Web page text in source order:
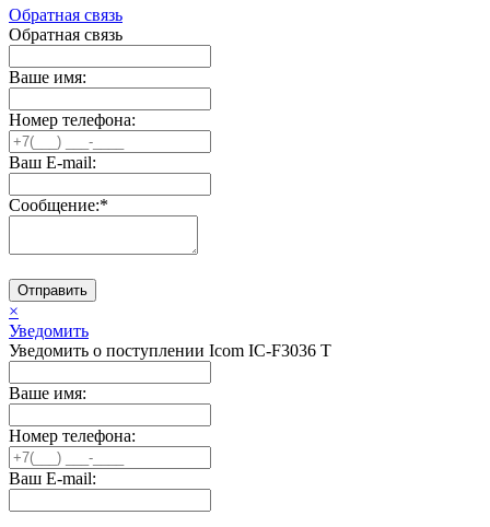
Обратная связь
Обратная связь
Ваше имя:
Номер телефона:
Ваш E-mail:
Сообщение:*
Отправить
×
Уведомить
Уведомить о поступлении Icom IC-F3036 T
Ваше имя:
Номер телефона:
Ваш E-mail: